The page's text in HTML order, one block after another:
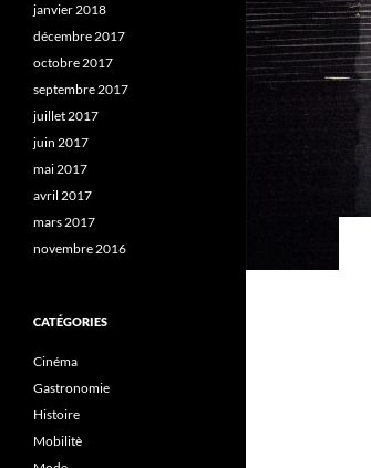
janvier 2018
décembre 2017
octobre 2017
septembre 2017
juillet 2017
juin 2017
mai 2017
avril 2017
mars 2017
novembre 2016
CATÉGORIES
Cinéma
Gastronomie
Histoire
Mobilitè